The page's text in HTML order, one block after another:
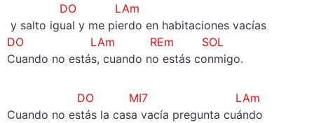
DOLAm
y salto igual y me pierdo en habitaciones vacías
DO LAm REm SOL
Cuando no estás, cuando no estás conmigo.
DO MI7 LAm
Cuando no estás la casa vacía pregunta cuándo